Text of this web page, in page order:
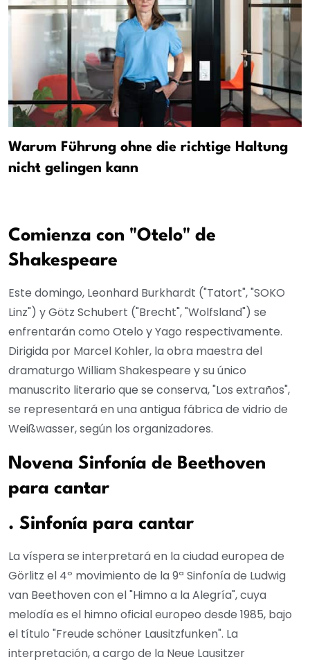
Warum Führung ohne die richtige Haltung
nicht gelingen kann
Comienza con "Otelo" de
Shakespeare
Este domingo, Leonhard Burkhardt ("Tatort", "SOKO
Linz") y Götz Schubert ("Brecht", "Wolfsland") se
enfrentarán como Otelo y Yago respectivamente.
Dirigida por Marcel Kohler, la obra maestra del
dramaturgo William Shakespeare y su único
manuscrito literario que se conserva, "Los extraños",
se representará en una antigua fábrica de vidrio de
Weißwasser, según los organizadores.
Novena Sinfonía de Beethoven
para cantar
. Sinfonía para cantar
La víspera se interpretará en la ciudad europea de
Görlitz el 4º movimiento de la 9ª Sinfonía de Ludwig
van Beethoven con el "Himno a la Alegría", cuya
melodía es el himno oficial europeo desde 1985, bajo
el título "Freude schöner Lausitzfunken". La
interpretación, a cargo de la Neue Lausitzer